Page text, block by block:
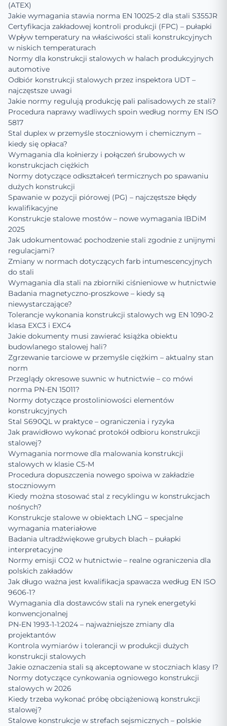
(ATEX)
Jakie wymagania stawia norma EN 10025-2 dla stali S355JR
Certyfikacja zakładowej kontroli produkcji (FPC) – pułapki
Wpływ temperatury na właściwości stali konstrukcyjnych
w niskich temperaturach
Normy dla konstrukcji stalowych w halach produkcyjnych
automotive
Odbiór konstrukcji stalowych przez inspektora UDT –
najczęstsze uwagi
Jakie normy regulują produkcję pali palisadowych ze stali?
Procedura naprawy wadliwych spoin według normy EN ISO
5817
Stal duplex w przemyśle stoczniowym i chemicznym –
kiedy się opłaca?
Wymagania dla kołnierzy i połączeń śrubowych w
konstrukcjach ciężkich
Normy dotyczące odkształceń termicznych po spawaniu
dużych konstrukcji
Spawanie w pozycji piórowej (PG) – najczęstsze błędy
kwalifikacyjne
Konstrukcje stalowe mostów – nowe wymagania IBDiM
2025
Jak udokumentować pochodzenie stali zgodnie z unijnymi
regulacjami?
Zmiany w normach dotyczących farb intumescencyjnych
do stali
Wymagania dla stali na zbiorniki ciśnieniowe w hutnictwie
Badania magnetyczno-proszkowe – kiedy są
niewystarczające?
Tolerancje wykonania konstrukcji stalowych wg EN 1090-2
klasa EXC3 i EXC4
Jakie dokumenty musi zawierać książka obiektu
budowlanego stalowej hali?
Zgrzewanie tarciowe w przemyśle ciężkim – aktualny stan
norm
Przeglądy okresowe suwnic w hutnictwie – co mówi
norma PN-EN 15011?
Normy dotyczące prostoliniowości elementów
konstrukcyjnych
Stal S690QL w praktyce – ograniczenia i ryzyka
Jak prawidłowo wykonać protokół odbioru konstrukcji
stalowej?
Wymagania normowe dla malowania konstrukcji
stalowych w klasie C5-M
Procedura dopuszczenia nowego spoiwa w zakładzie
stoczniowym
Kiedy można stosować stal z recyklingu w konstrukcjach
nośnych?
Konstrukcje stalowe w obiektach LNG – specjalne
wymagania materiałowe
Badania ultradźwiękowe grubych blach – pułapki
interpretacyjne
Normy emisji CO2 w hutnictwie – realne ograniczenia dla
polskich zakładów
Jak długo ważna jest kwalifikacja spawacza według EN ISO
9606-1?
Wymagania dla dostawców stali na rynek energetyki
konwencjonalnej
PN-EN 1993-1-1:2024 – najważniejsze zmiany dla
projektantów
Kontrola wymiarów i tolerancji w produkcji dużych
konstrukcji stalowych
Jakie oznaczenia stali są akceptowane w stoczniach klasy I?
Normy dotyczące cynkowania ogniowego konstrukcji
stalowych w 2026
Kiedy trzeba wykonać próbę obciążeniową konstrukcji
stalowej?
Stalowe konstrukcje w strefach sejsmicznych – polskie